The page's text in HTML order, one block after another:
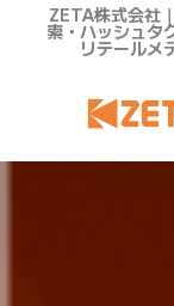
ZETA株式会社
索・ハッシュタ
リテールメ